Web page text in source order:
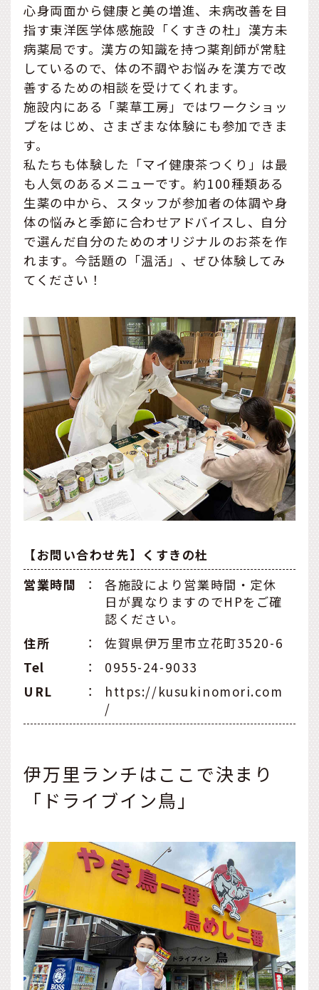
心身両面から健康と美の増進、未病改善を目
指す東洋医学体感施設「くすきの杜」漢方未
病薬局です。漢方の知識を持つ薬剤師が常駐
しているので、体の不調やお悩みを漢方で改
善するための相談を受けてくれます。
施設内にある「薬草工房」ではワークショッ
プをはじめ、さまざまな体験にも参加できま
す。
私たちも体験した「マイ健康茶つくり」は最
も人気のあるメニューです。約100種類ある
生薬の中から、スタッフが参加者の体調や身
体の悩みと季節に合わせアドバイスし、自分
で選んだ自分のためのオリジナルのお茶を作
れます。今話題の「温活」、ぜひ体験してみ
てください！
【お問い合わせ先】くすきの杜
営業時間
：
各施設により営業時間・定休
日が異なりますのでHPをご確
認ください。
住所
：
佐賀県伊万里市立花町3520-6
Tel
：
0955-24-9033
URL
：
https://kusukinomori.com
/
伊万里ランチはここで決まり
「ドライブイン鳥」